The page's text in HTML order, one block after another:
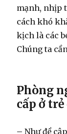
mạnh, nhịp
cách khó
kịch là các
Chúng ta
Phòng
cấp ở
–Như đề